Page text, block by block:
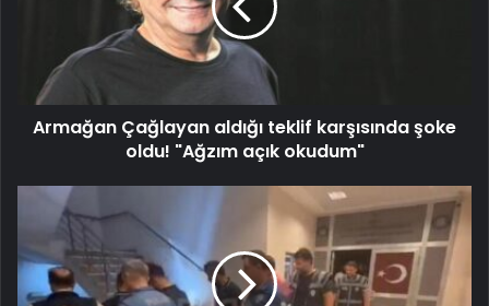
Armağan Çağlayan aldığı teklif karşısında şoke
oldu! "Ağzım açık okudum"